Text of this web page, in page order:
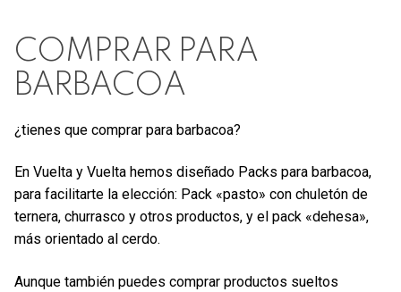
Ternera
Cerdo
Quesos
Blog
Contacto
Mi cuenta
COMPRAR PARA
BARBACOA
¿tienes que comprar para barbacoa?
En Vuelta y Vuelta hemos diseñado Packs para barbacoa,
para facilitarte la elección: Pack «pasto» con chuletón de
ternera, churrasco y otros productos, y el pack «dehesa»,
más orientado al cerdo.
Aunque también puedes comprar productos sueltos